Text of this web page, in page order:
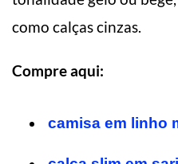
como calças cinzas.
Compre aqui:
camisa em linho